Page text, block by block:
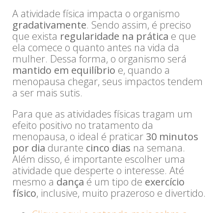
A atividade física impacta o organismo
gradativamente. Sendo assim, é preciso
que exista regularidade na prática e que
ela comece o quanto antes na vida da
mulher. Dessa forma, o organismo será
mantido em equilíbrio e, quando a
menopausa chegar, seus impactos tendem
a ser mais sutis.
Para que as atividades físicas tragam um
efeito positivo no tratamento da
menopausa, o ideal é praticar 30 minutos
por dia durante cinco dias na semana.
Além disso, é importante escolher uma
atividade que desperte o interesse. Até
mesmo a dança é um tipo de exercício
físico, inclusive, muito prazeroso e divertido.